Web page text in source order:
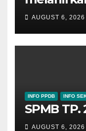
hebat.
AUGUST 6, 2026
INFO PPDB INFO
SPMB TP.
AUGUST 6, 2026